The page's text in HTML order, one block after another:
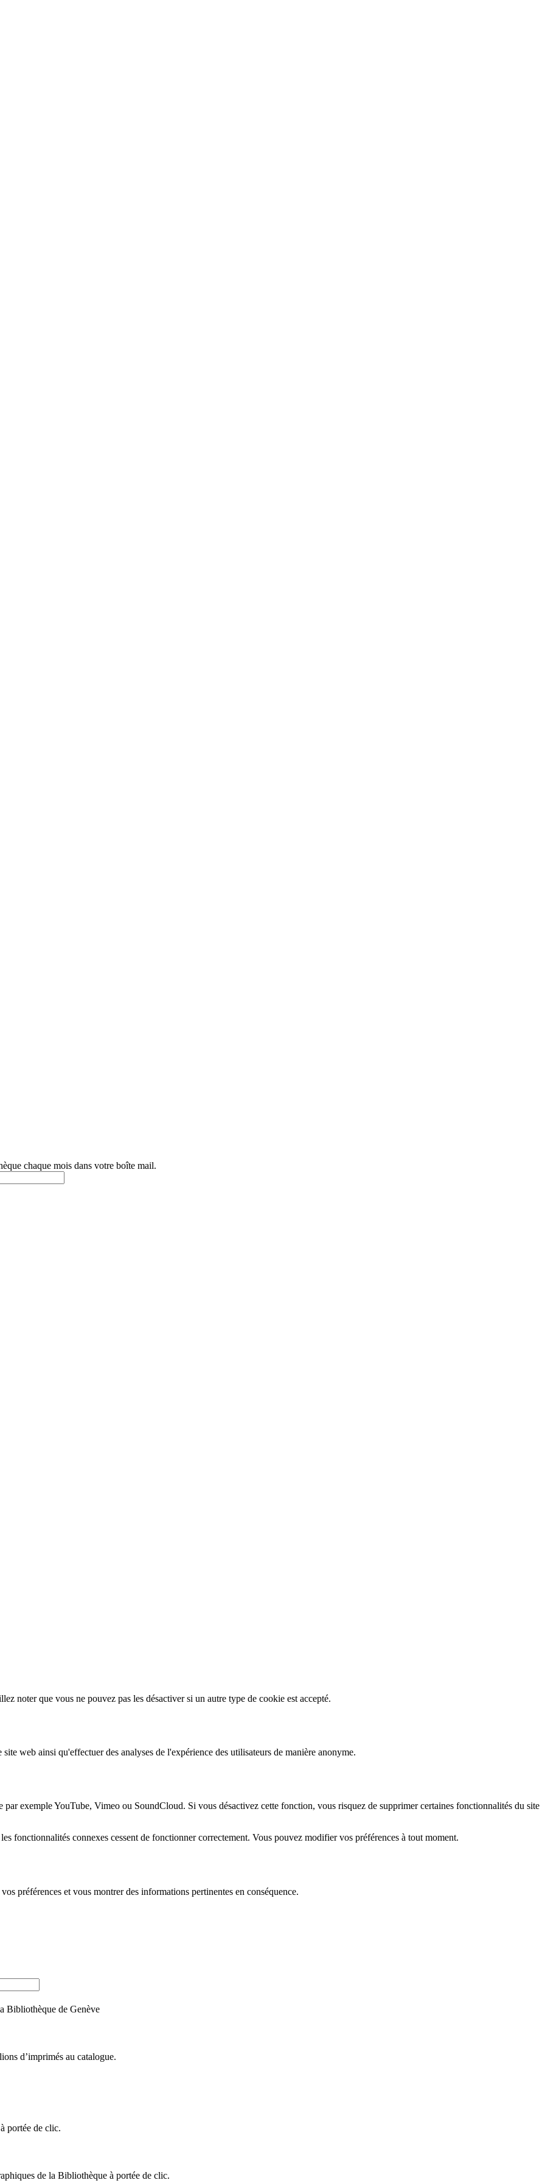
chaque mois dans votre boîte mail.
noter que vous ne pouvez pas les désactiver si un autre type de cookie est accepté.
web ainsi qu'effectuer des analyses de l'expérience des utilisateurs de manière anonyme.
exemple YouTube, Vimeo ou SoundCloud. Si vous désactivez cette fonction, vous risquez de supprimer certaines fonctionnalités du site
fonctionnalités connexes cessent de fonctionner correctement. Vous pouvez modifier vos préférences à tout moment.
préférences et vous montrer des informations pertinentes en conséquence.
Bibliothèque de Genève
d’imprimés au catalogue.
portée de clic.
de la Bibliothèque à portée de clic.